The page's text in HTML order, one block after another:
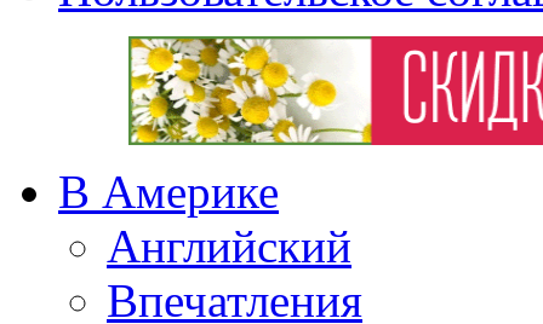
В Америке
Английский
Впечатления